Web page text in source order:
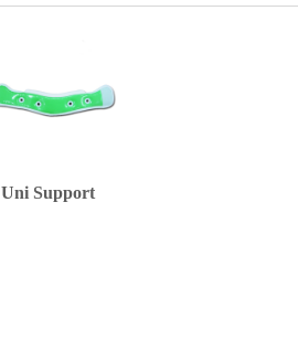
Uni Support